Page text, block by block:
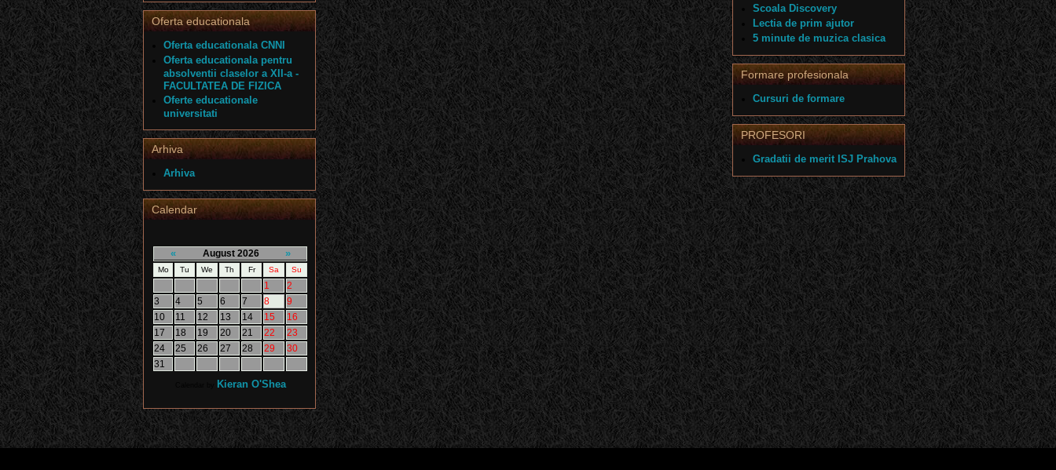
Oferta educationala
Oferta educationala CNNI
Oferta educationala pentru
absolventii claselor a XII-a -
FACULTATEA DE FIZICA
Oferte educationale
universitati
Arhiva
Arhiva
Calendar
« August 2026 »
Mo Tu We Th Fr Sa Su
1
2
3
4 5 6 7 8
9
10
11 12 13 14 15
16
17
18 19 20 21 22
23
24
25 26 27 28 29
30
31
Kieran O'Shea
Scoala Discovery
Lectia de prim ajutor
5 minute de muzica clasica
Formare profesionala
Cursuri de formare
PROFESORI
Gradatii de merit ISJ Prahova